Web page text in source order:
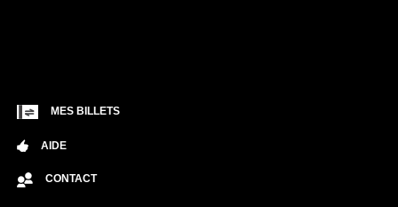
MES BILLETS
AIDE
CONTACT